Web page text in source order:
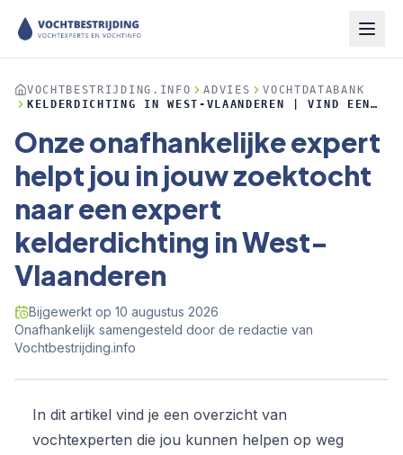
VOCHTBESTRIJDING.INFO ADVIES
VOCHTDATABANK
KELDERDICHTING IN WEST-VLAANDEREN | VIND EEN
Onze onafhankelijke expert
helpt jou in jouw zoektocht
naar een expert
kelderdichting in West-
Vlaanderen
Bijgewerkt op 10 augustus 2026·
Onafhankelijk samengesteld door de redactie van
Vochtbestrijding.info
In dit artikel vind je een overzicht van
vochtexperten die jou kunnen helpen op weg